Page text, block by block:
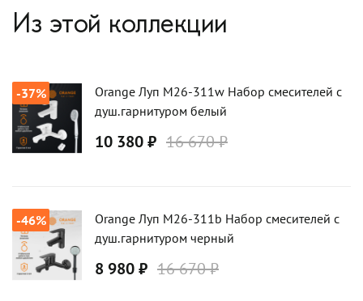
Из этой коллекции
-37%
Orange Луп M26-311w Набор смесителей с
душ.гарнитуром белый
10 380 ₽ 16 670 ₽
-46%
Orange Луп M26-311b Набор смесителей с
душ.гарнитуром черный
8 980 ₽ 16 670 ₽